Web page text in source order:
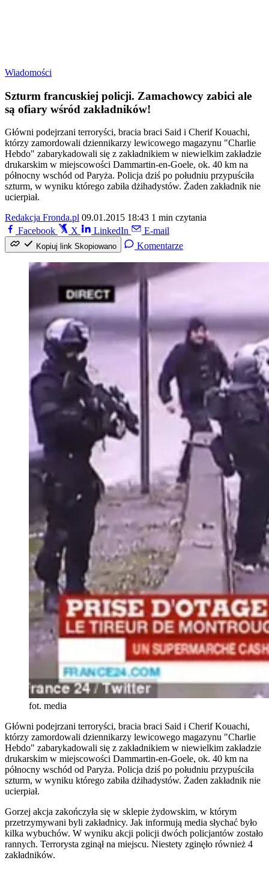
Wiadomości
Szturm francuskiej policji. Zamachowcy zabici ale
są ofiary wśród zakładników!
Główni podejrzani terroryści, bracia braci Said i Cherif Kouachi,
którzy zamordowali dziennikarzy lewicowego magazynu "Charlie
Hebdo" zabarykadowali się z zakładnikiem w niewielkim zakładzie
drukarskim w miejscowości Dammartin-en-Goele, ok. 40 km na
północny wschód od Paryża. Policja dziś po południu przypuściła
szturm, w wyniku którego zabiła dżihadystów. Żaden zakładnik nie
ucierpiał.
Redakcja Fronda.pl 09.01.2015 18:43 1 min czytania
Facebook
X LinkedIn E-mail
Kopiuj link Skopiowano Komentarze
fot. media
Główni podejrzani terroryści, bracia braci Said i Cherif Kouachi,
którzy zamordowali dziennikarzy lewicowego magazynu "Charlie
Hebdo" zabarykadowali się z zakładnikiem w niewielkim zakładzie
drukarskim w miejscowości Dammartin-en-Goele, ok. 40 km na
północny wschód od Paryża. Policja dziś po południu przypuściła
szturm, w wyniku którego zabiła dżihadystów. Żaden zakładnik nie
ucierpiał.
Gorzej akcja zakończyła się w sklepie żydowskim, w którym
przetrzymywani byli zakładnicy. Jak informują media słychać było
kilka wybuchów. W wyniku akcji policji dwóch policjantów zostało
rannych. Terrorysta zginął na miejscu. Niestety zginęło również 4
zakładników.